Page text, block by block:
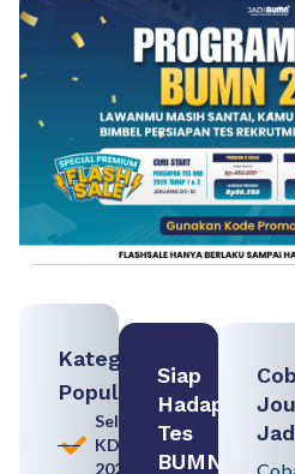
Kategori
Populer
Seleksi
KDKMP
2026
Siap
Hadapi
Tes
BUMN